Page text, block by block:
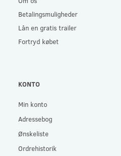
Betalingsmuligheder
Lån en gratis trailer
Fortryd købet
KONTO
Min konto
Adressebog
Ønskeliste
Ordrehistorik